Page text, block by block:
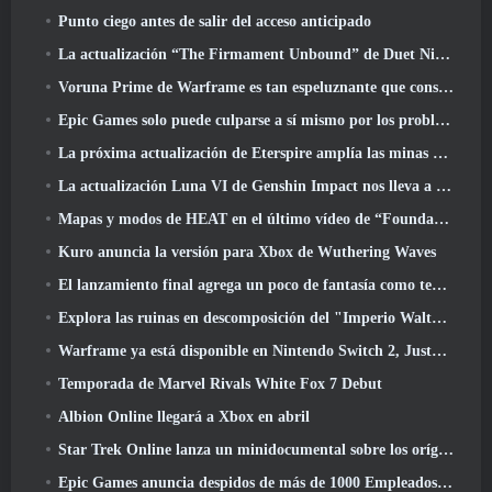
Punto ciego antes de salir del acceso anticipado
La actualización “The Firmament Unbound” de Duet Night Abyss concluye la historia de Huaxu
Voruna Prime de Warframe es tan espeluznante que consiguió su propio tráiler de Red Band
Epic Games solo puede culparse a sí mismo por los problemas recientes
La próxima actualización de Eterspire amplía las minas enanas y ofrece una revisión completa del combate contra jefes
La actualización Luna VI de Genshin Impact nos lleva a ese lugar del que Mondstadt sigue hablando pero que nunca hemos visto
Mapas y modos de HEAT en el último vídeo de “Foundations”
Kuro anuncia la versión para Xbox de Wuthering Waves
El lanzamiento final agrega un poco de fantasía como temporada 10 Lanzamientos
Explora las ruinas en descomposición del "Imperio Walthen" en la próxima gran actualización de RAVEN2
Warframe ya está disponible en Nintendo Switch 2, Justo a tiempo para el lanzamiento de Shadowgrapher
Temporada de Marvel Rivals White Fox 7 Debut
Albion Online llegará a Xbox en abril
Star Trek Online lanza un minidocumental sobre los orígenes de la Federación para celebrar el 16º aniversario
Epic Games anuncia despidos de más de 1000 Empleados, Citando "Descenso en el compromiso de Fortnite"